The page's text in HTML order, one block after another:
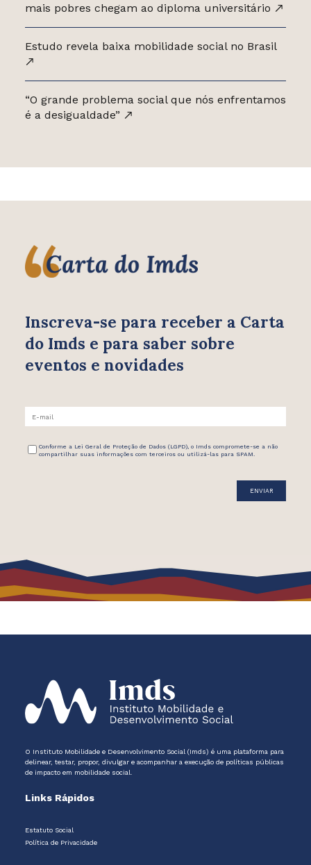
mais pobres chegam ao diploma universitário
Estudo revela baixa mobilidade social no Brasil
“O grande problema social que nós enfrentamos
é a desigualdade”
Inscreva-se para receber a Carta
do Imds e para saber sobre
eventos e novidades
Conforme a Lei Geral de Proteção de Dados (LGPD), o Imds compromete-se a não
compartilhar suas informações com terceiros ou utilizá-las para SPAM.
O Instituto Mobilidade e Desenvolvimento Social (Imds) é uma plataforma para
delinear, testar, propor, divulgar e acompanhar a execução de políticas públicas
de impacto em mobilidade social.
Links Rápidos
Estatuto Social
Política de Privacidade